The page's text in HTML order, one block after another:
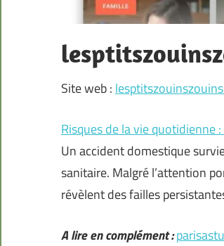
Site web :
Risques de la vie quotidienne
Un accident domestique
sanitaire. Malgré l’attention
révèlent des failles
A lire en complément :